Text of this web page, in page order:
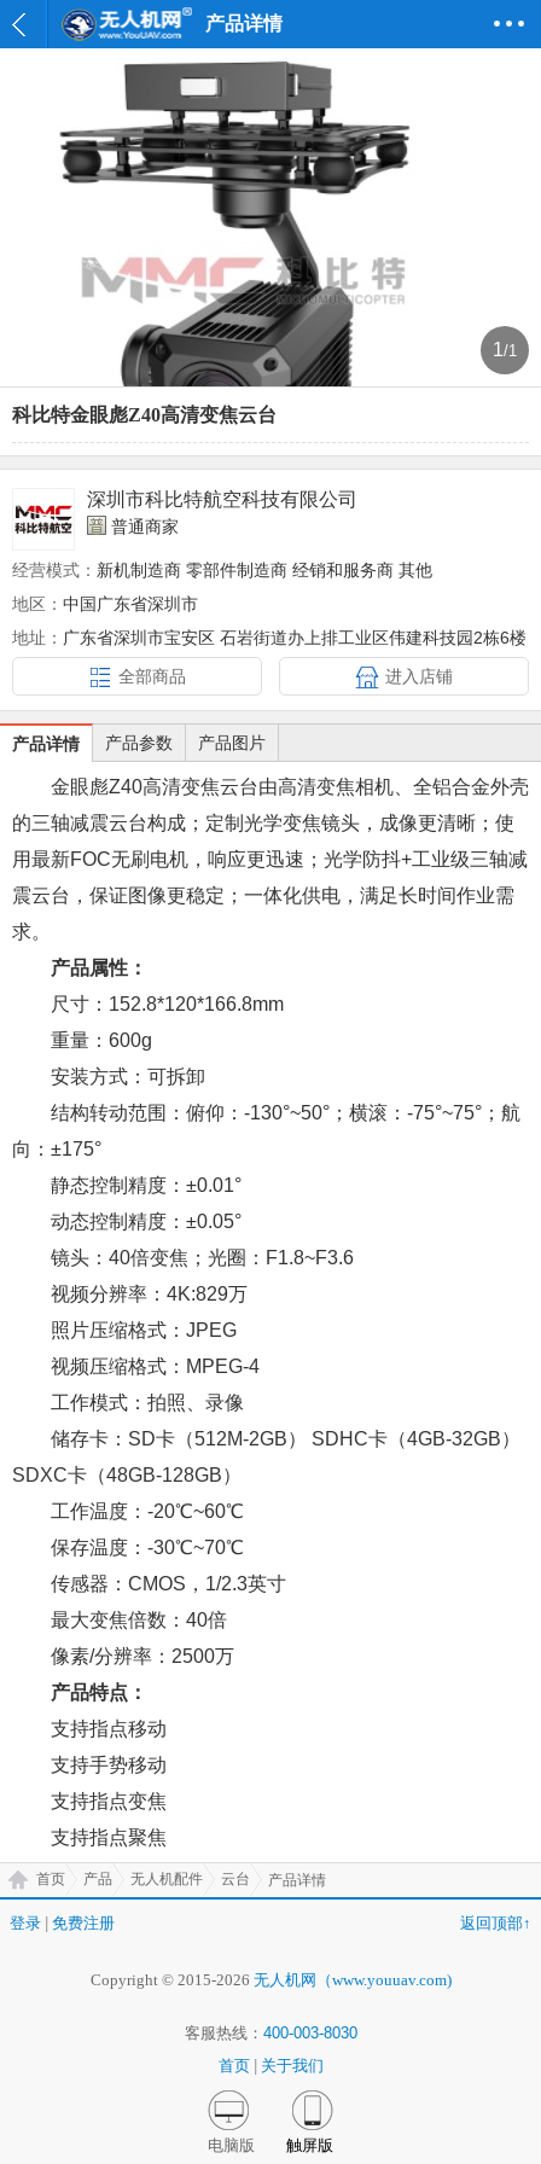
产品详情
1/1
科比特金眼彪Z40高清变焦云台
深圳市科比特航空科技有限公司
普通商家
经营模式： 新机制造商 零部件制造商 经销和服务商 其他
地区： 中国广东省深圳市
地址： 广东省深圳市宝安区 石岩街道办上排工业区伟建科技园2栋6楼
全部商品
进入店铺
产品详情 产品参数 产品图片
金眼彪Z40高清变焦云台由高清变焦相机、全铝合金外壳
的三轴减震云台构成；定制光学变焦镜头，成像更清晰；使
用最新FOC无刷电机，响应更迅速；光学防抖+工业级三轴减
震云台，保证图像更稳定；一体化供电，满足长时间作业需
求。
产品属性：
尺寸：152.8*120*166.8mm
重量：600g
安装方式：可拆卸
结构转动范围：俯仰：-130°~50°；横滚：-75°~75°；航
向：±175°
静态控制精度：±0.01°
动态控制精度：±0.05°
镜头：40倍变焦；光圈：F1.8~F3.6
视频分辨率：4K:829万
照片压缩格式：JPEG
视频压缩格式：MPEG-4
工作模式：拍照、录像
储存卡：SD卡（512M-2GB） SDHC卡（4GB-32GB）
SDXC卡（48GB-128GB）
工作温度：-20℃~60℃
保存温度：-30℃~70℃
传感器：CMOS，1/2.3英寸
最大变焦倍数：40倍
像素/分辨率：2500万
产品特点：
支持指点移动
支持手势移动
支持指点变焦
支持指点聚焦
首页 产品 无人机配件 云台 产品详情
登录 免费注册 返回顶部↑
Copyright © 2015-2026 无人机网（www.youuav.com)
客服热线： 400-003-8030
首页
关于我们
电脑版 触屏版